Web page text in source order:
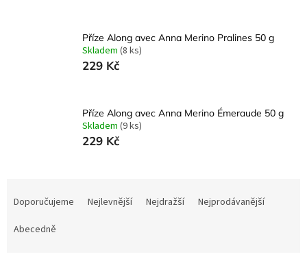
Příze Along avec Anna Merino Pralines 50 g
Skladem (8 ks)
229 Kč
Příze Along avec Anna Merino Émeraude 50 g
Skladem (9 ks)
229 Kč
aDoporučujeme Nejlevnější Nejdražší
Nejprodávanější
Abecedně